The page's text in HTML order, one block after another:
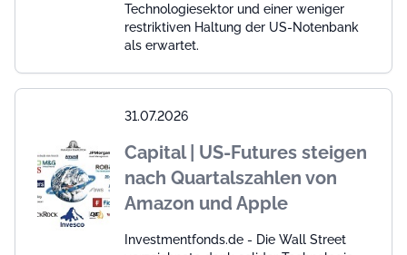
Technologiesektor und einer weniger
restriktiven Haltung der US-Notenbank
als erwartet.
31.07.2026
Capital | US-Futures steigen
nach Quartalszahlen von
Amazon und Apple
Investmentfonds.de - Die Wall Street